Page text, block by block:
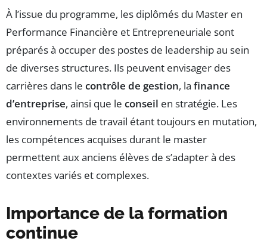
À l’issue du programme, les diplômés du Master en
Performance Financière et Entrepreneuriale sont
préparés à occuper des postes de leadership au sein
de diverses structures. Ils peuvent envisager des
carrières dans le contrôle de gestion, la finance
d’entreprise, ainsi que le conseil en stratégie. Les
environnements de travail étant toujours en mutation,
les compétences acquises durant le master
permettent aux anciens élèves de s’adapter à des
contextes variés et complexes.
Importance de la formation
continue